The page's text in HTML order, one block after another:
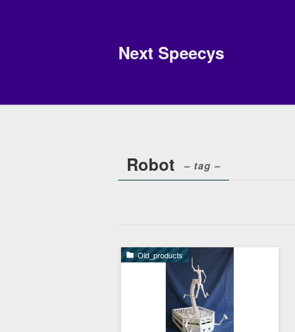
Next Speecys
Robot – tag –
Old_products